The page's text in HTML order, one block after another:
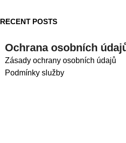
RECENT POSTS
Ochrana osobních
Zásady ochrany osobních údajů
Podmínky služby